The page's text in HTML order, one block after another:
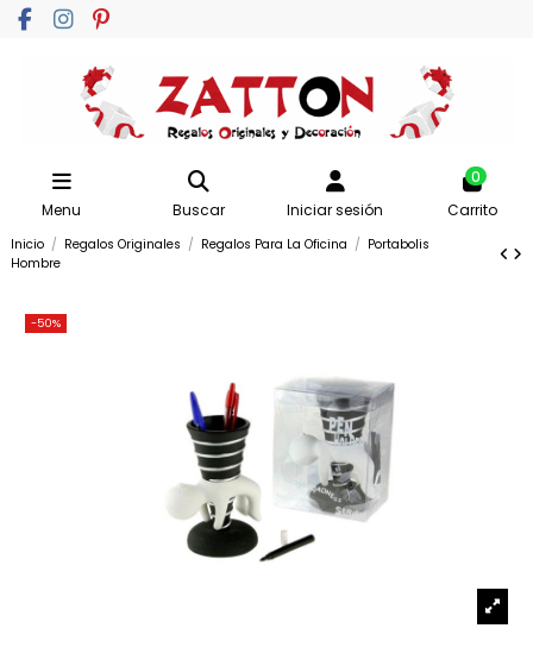
Menu Buscar Iniciar sesión
0
Carrito
Inicio Regalos Originales Regalos Para La Oficina
Portabolis
Hombre
-50%